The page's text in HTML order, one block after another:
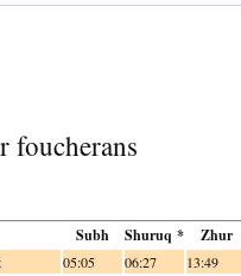
foucherans
Subh Shuruq * Zhur
05:05 06:27 13:49